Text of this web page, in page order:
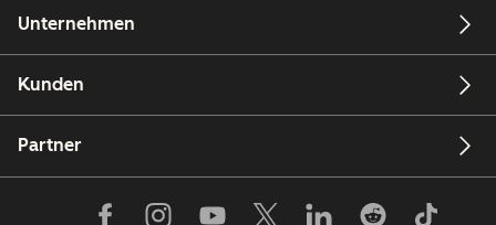
Unternehmen
Kunden
Partner